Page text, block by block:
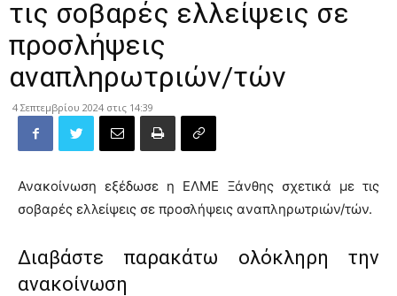
τις σοβαρές ελλείψεις σε
προσλήψεις
αναπληρωτριών/τών
4 Σεπτεμβρίου 2024 στις 14:39
Ανακοίνωση εξέδωσε η ΕΛΜΕ Ξάνθης σχετικά με τις
σοβαρές ελλείψεις σε προσλήψεις αναπληρωτριών/τών.
Διαβάστε παρακάτω ολόκληρη την
ανακοίνωση